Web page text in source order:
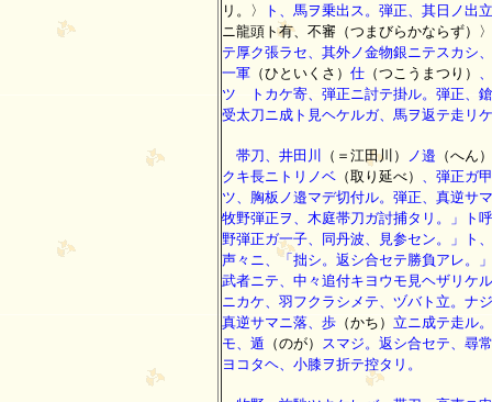
リ。〉
ト、馬ヲ乗出ス。弾正、其日ノ出
ニ龍頭ト有、不審（つまびらかならず）〉
テ厚ク張ラセ、其外ノ金物銀ニテスカシ
一軍 （ひといくさ） 仕 （つこうまつり）
ツゝトカケ寄、弾正ニ討テ掛ル。弾正、
受太刀ニ成ト見ヘケルガ、馬ヲ返テ走リ
帯刀、井田川 （＝江田川） ノ邉 （へん）
クキ長ニトリノベ （取り延べ）
、弾正ガ
ツ、胸板ノ邉マデ切付ル。弾正、真逆サ
牧野弾正ヲ、木庭帯刀ガ討捕タリ。」ト
野弾正ガ一子、同丹波、見参セン。」ト
声々ニ、「拙シ。返シ合セテ勝負アレ。
武者ニテ、中々追付キヨウモ見ヘザリケ
ニカケ、羽フクラシメテ、ヅバト立。ナ
真逆サマニ落、歩 （かち） 立ニ成テ走ル
モ、遁 （のが）
スマジ。返シ合セテ、尋
ヨコタヘ、小膝ヲ折テ控タリ。